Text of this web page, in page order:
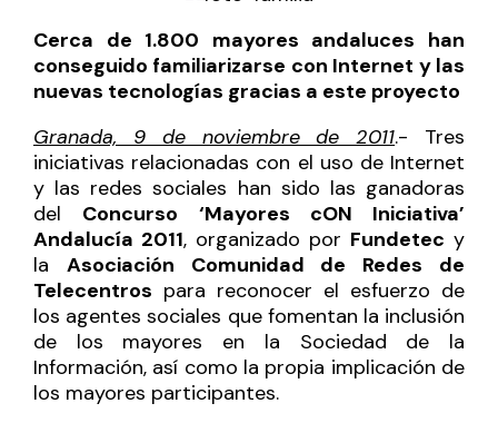
Cerca de 1.800 mayores andaluces han
conseguido familiarizarse con Internet y las
nuevas tecnologías gracias a este proyecto
Granada, 9 de noviembre de 2011.- Tres
iniciativas relacionadas con el uso de Internet
y las redes sociales han sido las ganadoras
del Concurso ‘Mayores cON Iniciativa’
Andalucía 2011, organizado por Fundetec y
la Asociación Comunidad de Redes de
Telecentros para reconocer el esfuerzo de
los agentes sociales que fomentan la inclusión
de los mayores en la Sociedad de la
Información, así como la propia implicación de
los mayores participantes.